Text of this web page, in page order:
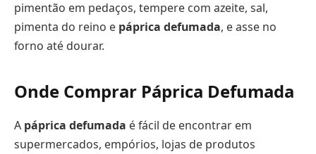
pimentão em pedaços, tempere com azeite, sal,
pimenta do reino e páprica defumada, e asse no
forno até dourar.
Onde Comprar Páprica Defumada
A páprica defumada é fácil de encontrar em
supermercados, empórios, lojas de produtos